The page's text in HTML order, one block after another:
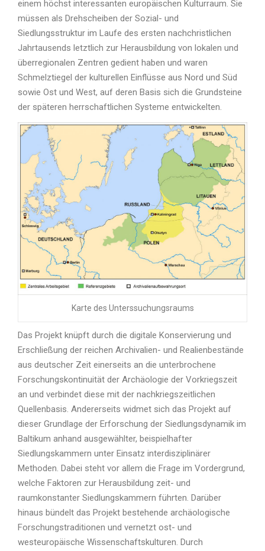
einem höchst interessanten europäischen Kulturraum. Sie
müssen als Drehscheiben der Sozial- und
Siedlungsstruktur im Laufe des ersten nachchristlichen
Jahrtausends letztlich zur Herausbildung von lokalen und
überregionalen Zentren gedient haben und waren
Schmelztiegel der kulturellen Einflüsse aus Nord und Süd
sowie Ost und West, auf deren Basis sich die Grundsteine
der späteren herrschaftlichen Systeme entwickelten.
Karte des Unterssuchungsraums
Das Projekt knüpft durch die digitale Konservierung und
Erschließung der reichen Archivalien- und Realienbestände
aus deutscher Zeit einerseits an die unterbrochene
Forschungskontinuität der Archäologie der Vorkriegszeit
an und verbindet diese mit der nachkriegszeitlichen
Quellenbasis. Andererseits widmet sich das Projekt auf
dieser Grundlage der Erforschung der Siedlungsdynamik im
Baltikum anhand ausgewählter, beispielhafter
Siedlungskammern unter Einsatz interdisziplinärer
Methoden. Dabei steht vor allem die Frage im Vordergrund,
welche Faktoren zur Herausbildung zeit- und
raumkonstanter Siedlungskammern führten. Darüber
hinaus bündelt das Projekt bestehende archäologische
Forschungstraditionen und vernetzt ost- und
westeuropäische Wissenschaftskulturen. Durch